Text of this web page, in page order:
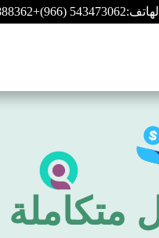
+(966) 543473062
متكاملة